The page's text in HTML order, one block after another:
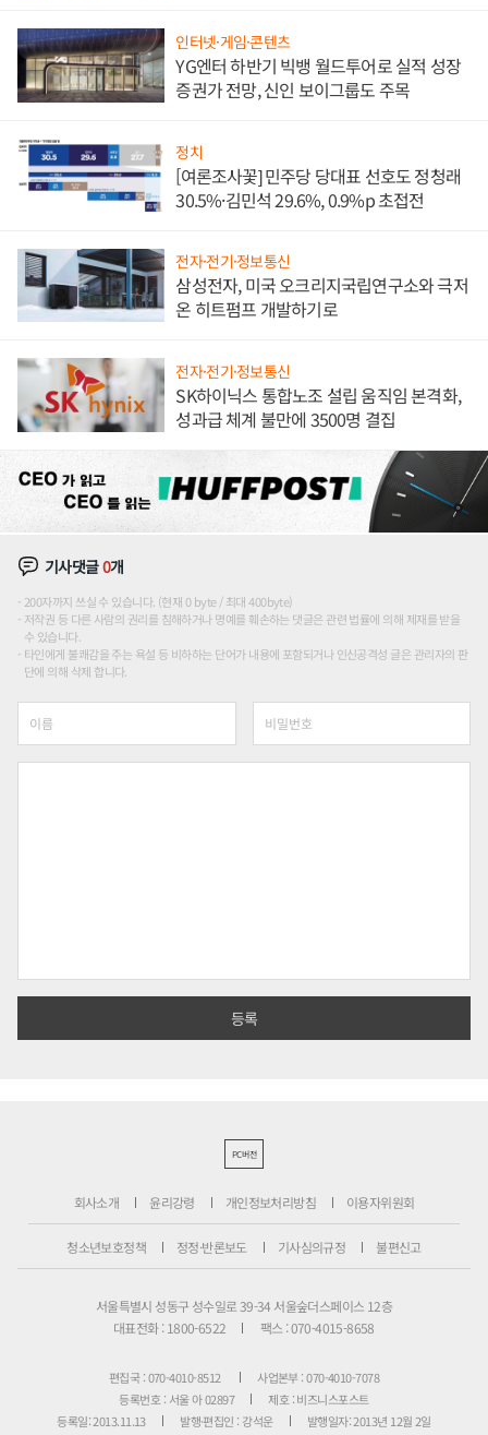
인터넷·게임·콘텐츠
YG엔터 하반기 빅뱅 월드투어로 실적 성장
증권가 전망, 신인 보이그룹도 주목
정치
[여론조사꽃] 민주당 당대표 선호도 정청래
30.5%·김민석 29.6%, 0.9%p 초접전
전자·전기·정보통신
삼성전자, 미국 오크리지국립연구소와 극저
온 히트펌프 개발하기로
전자·전기·정보통신
SK하이닉스 통합노조 설립 움직임 본격화,
성과급 체계 불만에 3500명 결집
기사댓글0개
200자까지 쓰실 수 있습니다. (현재 0 byte / 최대 400byte)
저작권 등 다른 사람의 권리를 침해하거나 명예를 훼손하는 댓글은 관련 법률에 의해 제재를 받을
수 있습니다.
타인에게 불쾌감을 주는 욕설 등 비하하는 단어가 내용에 포함되거나 인신공격성 글은 관리자의 판
단에 의해 삭제 합니다.
PC버전
회사소개 윤리강령 개인정보처리방침 이용자위원회
청소년보호정책 정정·반론보도 기사심의규정 불편신고
서울특별시 성동구 성수일로 39-34 서울숲더스페이스 12층
대표전화 : 1800-6522
팩스 : 070-4015-8658
편집국 : 070-4010-8512
사업본부 : 070-4010-7078
등록번호 : 서울 아 02897
제호 : 비즈니스포스트
등록일: 2013.11.13
발행·편집인 : 강석운
발행일자: 2013년 12월 2일